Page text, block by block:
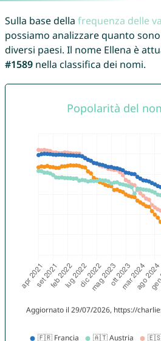
Sulla base della frequenza delle
possiamo analizzare quanto
diversi paesi. Il nome Ellena è
#1589nella classifica dei nomi.